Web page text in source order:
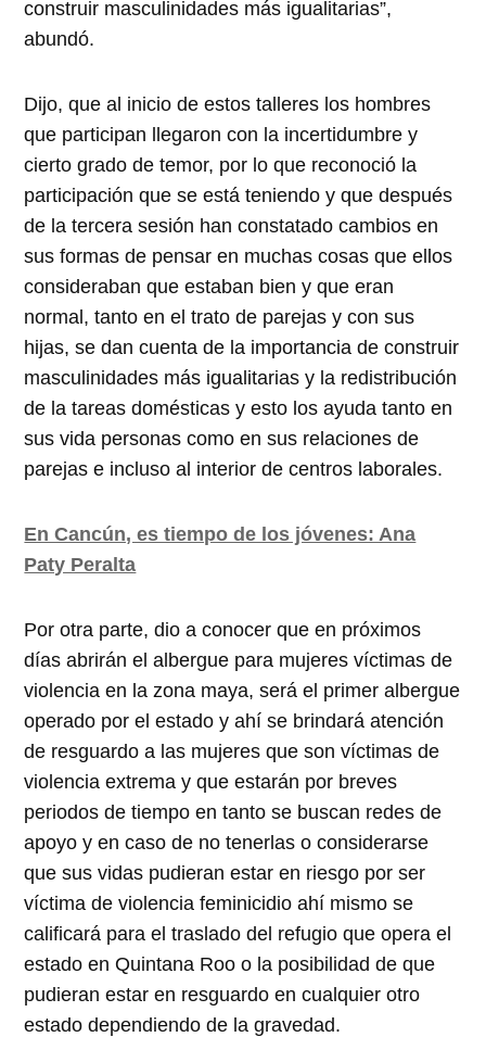
construir masculinidades más igualitarias”,
abundó.
Dijo, que al inicio de estos talleres los hombres
que participan llegaron con la incertidumbre y
cierto grado de temor, por lo que reconoció la
participación que se está teniendo y que después
de la tercera sesión han constatado cambios en
sus formas de pensar en muchas cosas que ellos
consideraban que estaban bien y que eran
normal, tanto en el trato de parejas y con sus
hijas, se dan cuenta de la importancia de construir
masculinidades más igualitarias y la redistribución
de la tareas domésticas y esto los ayuda tanto en
sus vida personas como en sus relaciones de
parejas e incluso al interior de centros laborales.
En Cancún, es tiempo de los jóvenes: Ana
Paty Peralta
Por otra parte, dio a conocer que en próximos
días abrirán el albergue para mujeres víctimas de
violencia en la zona maya, será el primer albergue
operado por el estado y ahí se brindará atención
de resguardo a las mujeres que son víctimas de
violencia extrema y que estarán por breves
periodos de tiempo en tanto se buscan redes de
apoyo y en caso de no tenerlas o considerarse
que sus vidas pudieran estar en riesgo por ser
víctima de violencia feminicidio ahí mismo se
calificará para el traslado del refugio que opera el
estado en Quintana Roo o la posibilidad de que
pudieran estar en resguardo en cualquier otro
estado dependiendo de la gravedad.